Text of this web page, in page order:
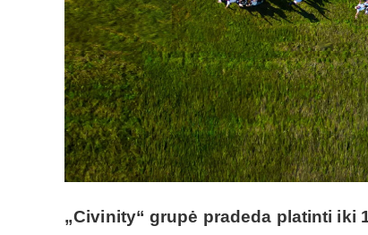
„Civinity“ grupė pradeda platinti iki